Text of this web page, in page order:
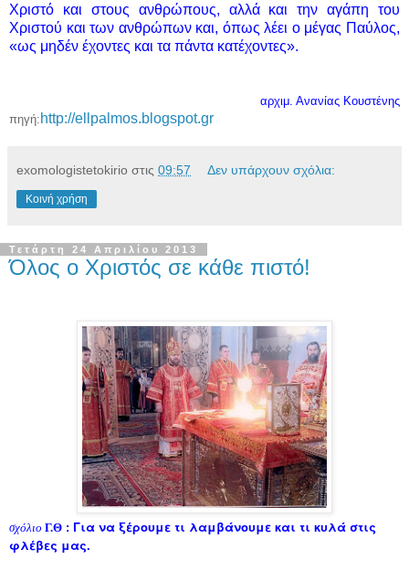
Χριστό και στους ανθρώπους, αλλά και την αγάπη του
Χριστού και των ανθρώπων και, όπως λέει ο μέγας Παύλος,
«ως μηδέν έχοντες και τα πάντα κατέχοντες».
αρχιμ. Ανανίας Κουστένης
πηγή: http://ellpalmos.blogspot.gr
exomologistetokirio στις 09:57 Δεν υπάρχουν σχόλια:
Κοινή χρήση
Τετάρτη 24 Απριλίου 2013
Όλος ο Χριστός σε κάθε πιστό!
σχόλιο Γ.Θ : Για να ξέρουμε τι λαμβάνουμε και τι κυλά στις
φλέβες μας.